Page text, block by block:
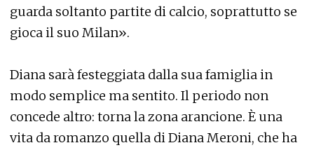
guarda soltanto partite di calcio, soprattutto se
gioca il suo Milan».
Diana sarà festeggiata dalla sua famiglia in
modo semplice ma sentito. Il periodo non
concede altro: torna la zona arancione. È una
vita da romanzo quella di Diana Meroni, che ha